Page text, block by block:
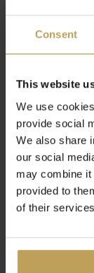
Consent
This website
We use
provide social
We also share
our social
may combine it
provided to
of their
Japanse Matcha